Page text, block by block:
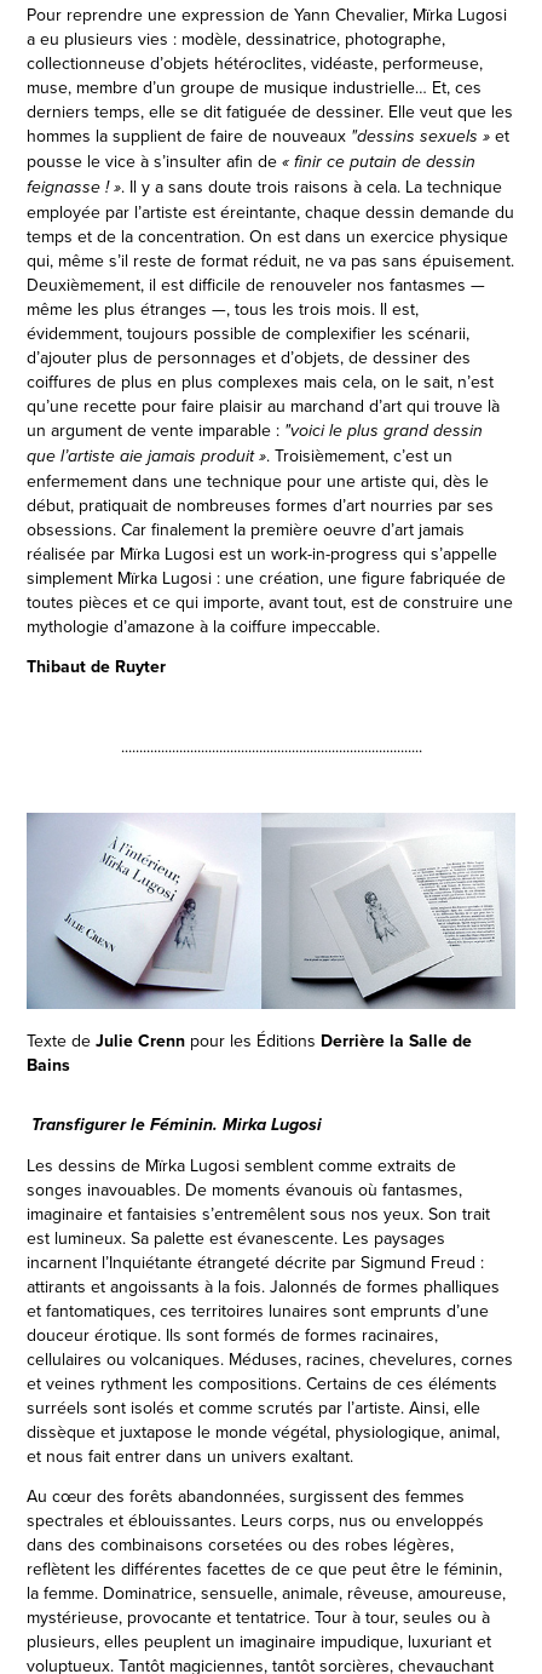
Pour reprendre une expression de Yann Chevalier, Mïrka Lugosi
a eu plusieurs vies : modèle, dessinatrice, photographe,
collectionneuse d’objets hétéroclites, vidéaste, performeuse,
muse, membre d’un groupe de musique industrielle… Et, ces
derniers temps, elle se dit fatiguée de dessiner. Elle veut que les
hommes la supplient de faire de nouveaux "dessins sexuels » et
pousse le vice à s’insulter afin de« finir ce putain de dessin
feignasse ! ». Il y a sans doute trois raisons à cela. La technique
employée par l’artiste est éreintante, chaque dessin demande du
temps et de la concentration. On est dans un exercice physique
qui, même s’il reste de format réduit, ne va pas sans épuisement.
Deuxièmement, il est difficile de renouveler nos fantasmes —
même les plus étranges —, tous les trois mois. Il est,
évidemment, toujours possible de complexifier les scénarii,
d’ajouter plus de personnages et d’objets, de dessiner des
coiffures de plus en plus complexes mais cela, on le sait, n’est
qu’une recette pour faire plaisir au marchand d’art qui trouve là
un argument de vente imparable : "voici le plus grand dessin
que l’artiste aie jamais produit ». Troisièmement, c’est un
enfermement dans une technique pour une artiste qui, dès le
début, pratiquait de nombreuses formes d’art nourries par ses
obsessions. Car finalement la première oeuvre d’art jamais
réalisée par Mïrka Lugosi est un work-in-progress qui s’appelle
simplement Mïrka Lugosi : une création, une figure fabriquée de
toutes pièces et ce qui importe, avant tout, est de construire une
mythologie d’amazone à la coiffure impeccable.
Thibaut de Ruyter
...................................................................................
Texte deJulie Crenn pour les Éditions Derrière la Salle de
Bains
Transfigurer le Féminin. Mirka Lugosi
Les dessins de Mïrka Lugosi semblent comme extraits de
songes inavouables. De moments évanouis où fantasmes,
imaginaire et fantaisies s’entremêlent sous nos yeux. Son trait
est lumineux. Sa palette est évanescente. Les paysages
incarnent l’Inquiétante étrangeté décrite par Sigmund Freud :
attirants et angoissants à la fois. Jalonnés de formes phalliques
et fantomatiques, ces territoires lunaires sont emprunts d’une
douceur érotique. Ils sont formés de formes racinaires,
cellulaires ou volcaniques. Méduses, racines, chevelures, cornes
et veines rythment les compositions. Certains de ces éléments
surréels sont isolés et comme scrutés par l’artiste. Ainsi, elle
dissèque et juxtapose le monde végétal, physiologique, animal,
et nous fait entrer dans un univers exaltant.
Au cœur des forêts abandonnées, surgissent des femmes
spectrales et éblouissantes. Leurs corps, nus ou enveloppés
dans des combinaisons corsetées ou des robes légères,
reflètent les différentes facettes de ce que peut être le féminin,
la femme. Dominatrice, sensuelle, animale, rêveuse, amoureuse,
mystérieuse, provocante et tentatrice. Tour à tour, seules ou à
plusieurs, elles peuplent un imaginaire impudique, luxuriant et
voluptueux. Tantôt magiciennes, tantôt sorcières, chevauchant